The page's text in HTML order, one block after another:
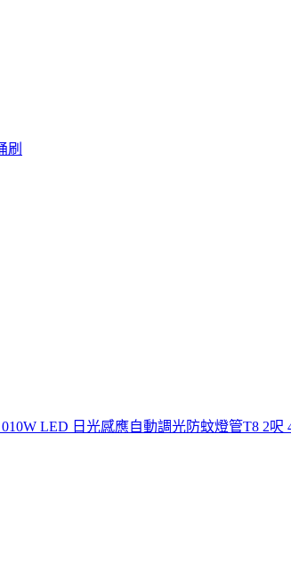
刷
LED 日光感應自動調光防蚊燈管T8 2呎